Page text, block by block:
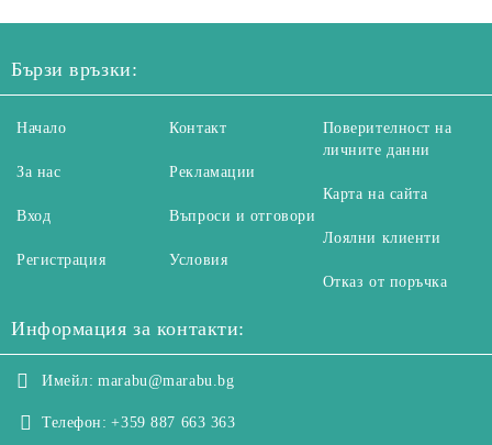
Бързи връзки:
Начало
За нас
Вход
Регистрация
Контакт
Рекламации
Въпроси и отговори
Условия
Поверителност на
личните данни
Карта на сайта
Лоялни клиенти
Отказ от поръчка
Информация за контакти:
Имейл: marabu@marabu.bg
Телефон: +359 887 663 363